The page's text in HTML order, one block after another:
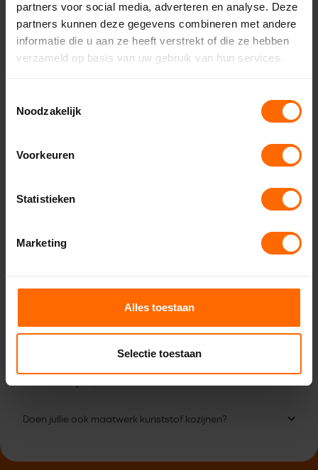
partners voor social media, adverteren en analyse. Deze
partners kunnen deze gegevens combineren met andere
informatie die u aan ze heeft verstrekt of die ze hebben
verzameld op basis van uw gebruik van hun services.
Noodzakelijk
Voorkeuren
Statistieken
Marketing
Alles toestaan
Selectie toestaan
Heerenveen
Leeuwarden - Miedema Bouwmaterialen
Lichtenvoorde – Witzand
Drachten – Bouwcenter Concordia
Bekijk alle vestigingen
Veelgestelde vragen
Doen jullie ook maatwerk kunststof kozijnen?